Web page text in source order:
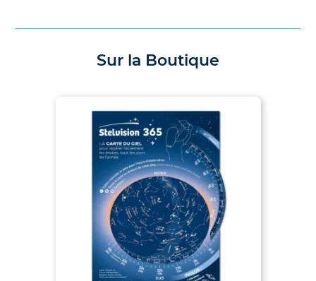
Sur la Boutique